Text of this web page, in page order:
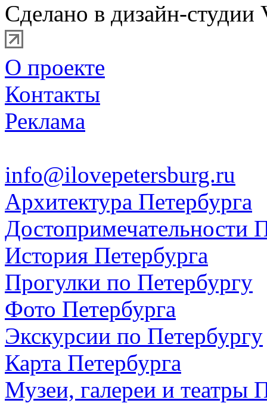
Сделано в дизайн-студии
О проекте
Контакты
Реклама
info@ilovepetersburg.ru
Архитектура Петербурга
Достопримечательности
История Петербурга
Прогулки по Петербургу
Фото Петербурга
Экскурсии по Петербургу
Карта Петербурга
Музеи, галереи и театры